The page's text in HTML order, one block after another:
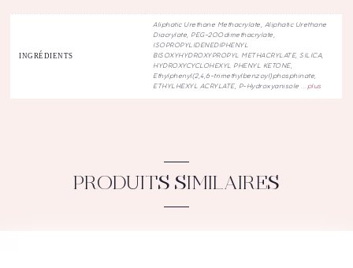
INGRÉDIENTS
Aliphatic Urethane Methacrylate, Aliphatic Urethane
Diacrylate, PEG-200dimethacrylate,
ISOPROPYLIDENEDIPHENYL
BISOXYHYDROXYPROPYL METHACRYLATE, SILICA,
HYDROXYCYCLOHEXYL PHENYL KETONE,
Ethylphenyl(2,4,6-trimethylbenzoyl)phosphinate,
ETHYLHEXYL ACRYLATE, P-Hydroxyanisole ...plus
PRODUITS SIMILAIRES